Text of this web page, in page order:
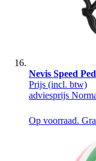
Nevis Speed
Prijs (incl. btw)
adviesprijs
Op voorraad.